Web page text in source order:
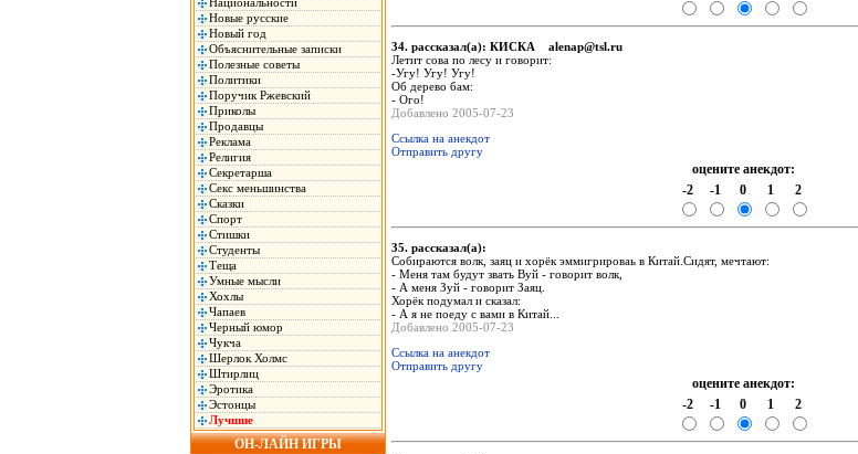
Новые русские
Новый год
Объяснительные записки
Полезные советы
Политики
Поручик Ржевский
Приколы
Продавцы
Реклама
Религия
Секретарша
Секс меньшинства
Сказки
Спорт
Стишки
Студенты
Теща
Умные мысли
Хохлы
Чапаев
Черный юмор
Чукча
Шерлок Холмс
Штирлиц
Эротика
Эстонцы
Лучшие
ОН-ЛАЙН ИГРЫ
34. рассказал(а): КИСКА alenap@tsl.ru
Летит сова по лесу и говорит:
-Угу! Угу! Угу!
Об дерево бам:
- Ого!
Добавлено 2005-07-23
Ссылка на анекдот
Отправить другу
оцените анекдот:
-2
-1 0 1 2
35. рассказал(а):
Собираются волк, заяц и хорёк эммигрироваь в Китай.Сидят, мечтают:
- Меня там будут звать Вуй - говорит волк,
- А меня Зуй - говорит Заяц.
Хорёк подумал и сказал:
- А я не поеду с вами в Китай...
Добавлено 2005-07-23
Ссылка на анекдот
Отправить другу
оцените анекдот:
-2
-1 0 1 2